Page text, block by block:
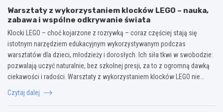
Warsztaty z wykorzystaniem klocków LEGO – nauka,
zabawa i wspólne odkrywanie świata
Klocki LEGO – choć kojarzone z rozrywką – coraz częściej stają się
istotnym narzędziem edukacyjnym wykorzystywanym podczas
warsztatów dla dzieci, młodzieży i dorosłych. Ich siła tkwi w swobodzie:
pozwalają uczyć naturalnie, bez szkolnej presji, za to z ogromną dawką
ciekawości i radości. Warsztaty z wykorzystaniem klocków LEGO nie…
Czytaj dalej